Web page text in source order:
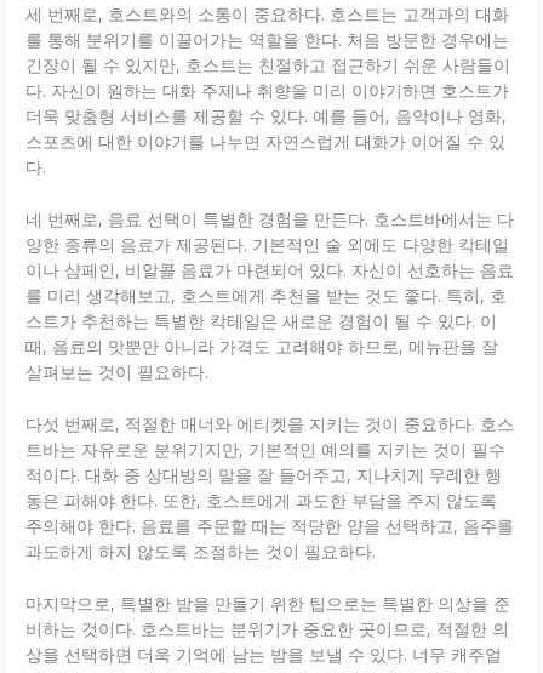
세 번째로, 호스트와의 소통이 중요하다. 호스트는 고객과의 대화
를 통해 분위기를 이끌어가는 역할을 한다. 처음 방문한 경우에는
긴장이 될 수 있지만, 호스트는 친절하고 접근하기 쉬운 사람들이
다. 자신이 원하는 대화 주제나 취향을 미리 이야기하면 호스트가
더욱 맞춤형 서비스를 제공할 수 있다. 예를 들어, 음악이나 영화,
스포츠에 대한 이야기를 나누면 자연스럽게 대화가 이어질 수 있
다.
네 번째로, 음료 선택이 특별한 경험을 만든다. 호스트바에서는 다
양한 종류의 음료가 제공된다. 기본적인 술 외에도 다양한 칵테일
이나 샴페인, 비알콜 음료가 마련되어 있다. 자신이 선호하는 음료
를 미리 생각해보고, 호스트에게 추천을 받는 것도 좋다. 특히, 호
스트가 추천하는 특별한 칵테일은 새로운 경험이 될 수 있다. 이
때, 음료의 맛뿐만 아니라 가격도 고려해야 하므로, 메뉴판을 잘
살펴보는 것이 필요하다.
다섯 번째로, 적절한 매너와 에티켓을 지키는 것이 중요하다. 호스
트바는 자유로운 분위기지만, 기본적인 예의를 지키는 것이 필수
적이다. 대화 중 상대방의 말을 잘 들어주고, 지나치게 무례한 행
동은 피해야 한다. 또한, 호스트에게 과도한 부담을 주지 않도록
주의해야 한다. 음료를 주문할 때는 적당한 양을 선택하고, 음주를
과도하게 하지 않도록 조절하는 것이 필요하다.
마지막으로, 특별한 밤을 만들기 위한 팁으로는 특별한 의상을 준
비하는 것이다. 호스트바는 분위기가 중요한 곳이므로, 적절한 의
상을 선택하면 더욱 기억에 남는 밤을 보낼 수 있다. 너무 캐주얼